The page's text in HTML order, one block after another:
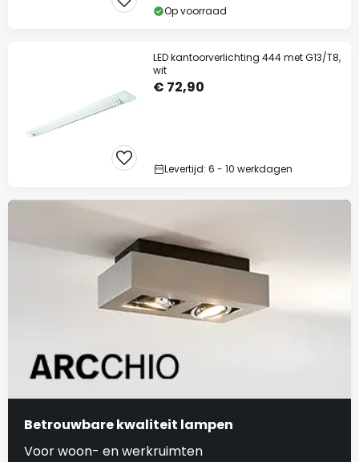
Op voorraad
LED kantoorverlichting 444 met G13/T8,
wit
€ 72,90
Levertijd: 6 - 10 werkdagen
Betrouwbare kwaliteit lampen
Voor woon- en werkruimten